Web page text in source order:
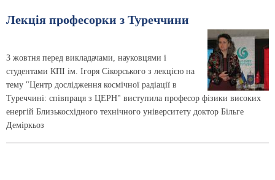
Лекція професорки з Туреччини
3 жовтня перед викладачами, науковцями і
студентами КПІ ім. Ігоря Сікорського з лекцією на
тему "Центр дослідження космічної радіації в
Туреччині: співпраця з ЦЕРН" виступила професор фізики високих
енергій Близькосхідного технічного університету доктор Більге
Деміркьоз